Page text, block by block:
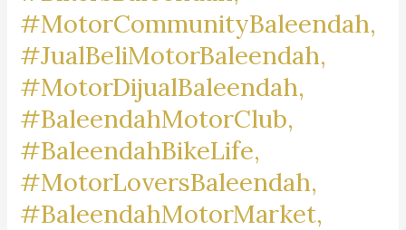
#MotorCommunityBaleendah,
#JualBeliMotorBaleendah,
#MotorDijualBaleendah,
#BaleendahMotorClub,
#BaleendahBikeLife,
#MotorLoversBaleendah,
#BaleendahMotorMarket,